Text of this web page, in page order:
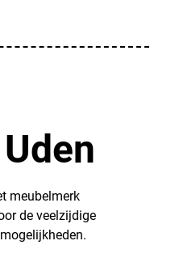
meubelmerk
de veelzijdige